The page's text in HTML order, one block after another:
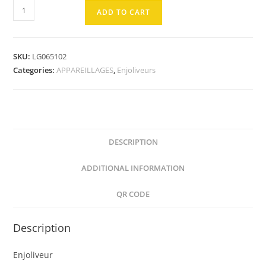
ENJOLIVEUR
Titane
Double
ADD TO CART
SKU: LG065102
Categories:APPAREILLAGES, Enjoliveurs
DESCRIPTION
ADDITIONAL INFORMATION
QR CODE
Description
Enjoliveur